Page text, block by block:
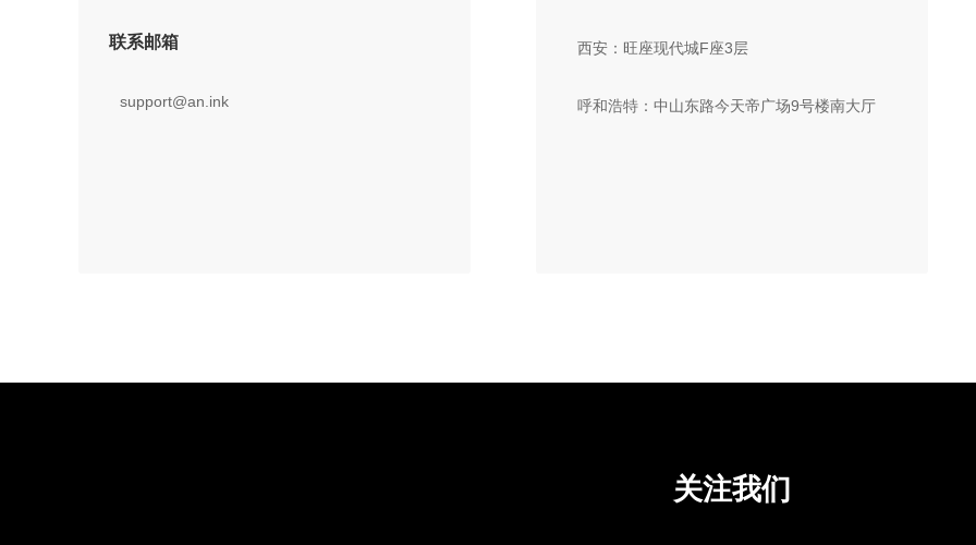
联系邮箱
support@an.ink
西安：旺座现代城F座3层
呼和浩特：中山东路今天帝广场9号楼南大厅
关注我们